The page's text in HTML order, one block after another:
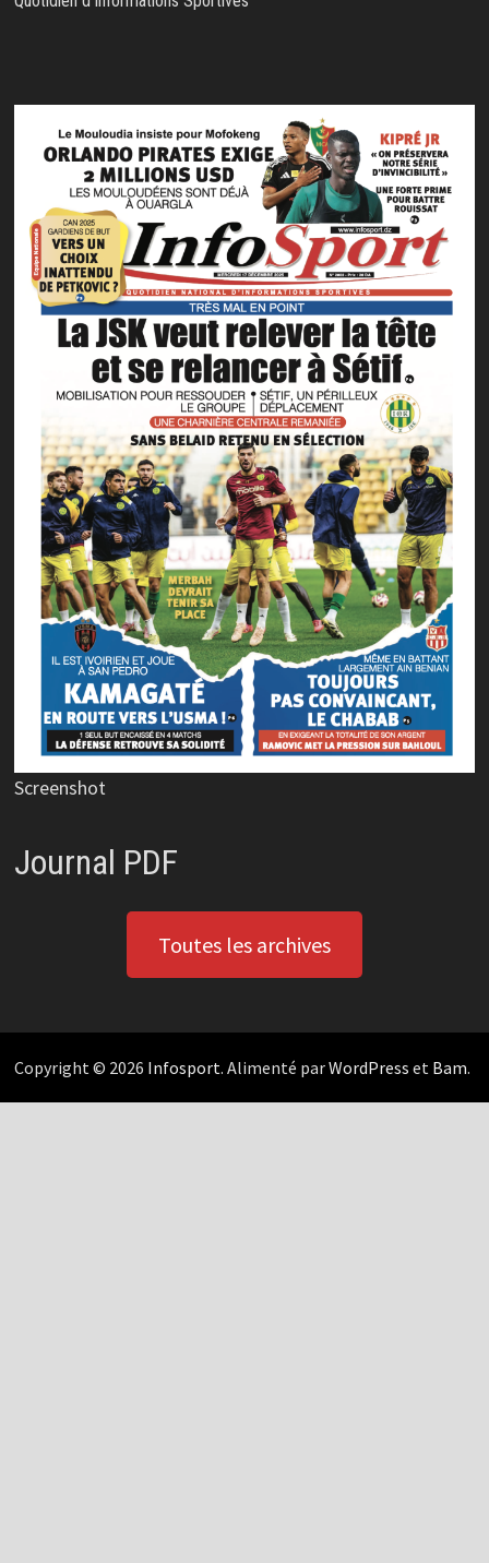
Screenshot
Journal PDF
Toutes les archives
Copyright © 2026 Infosport. Alimenté parWordPress et Bam.